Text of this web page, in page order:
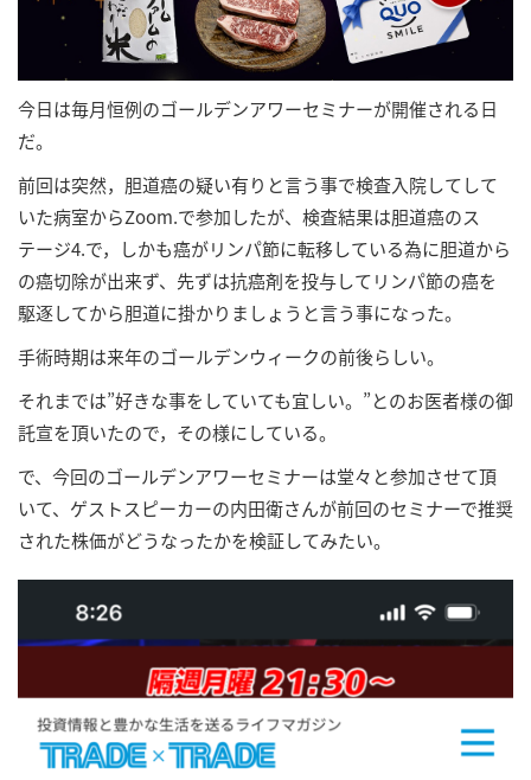
今日は毎月恒例のゴールデンアワーセミナーが開催される日
だ。
前回は突然，胆道癌の疑い有りと言う事で検査入院してして
いた病室からZoom.で参加したが、検査結果は胆道癌のス
テージ4.で，しかも癌がリンパ節に転移している為に胆道から
の癌切除が出来ず、先ずは抗癌剤を投与してリンパ節の癌を
駆逐してから胆道に掛かりましょうと言う事になった。
手術時期は来年のゴールデンウィークの前後らしい。
それまでは”好きな事をしていても宜しい。”とのお医者様の御
託宣を頂いたので，その様にしている。
で、今回のゴールデンアワーセミナーは堂々と参加させて頂
いて、ゲストスピーカーの内田衛さんが前回のセミナーで推奨
された株価がどうなったかを検証してみたい。